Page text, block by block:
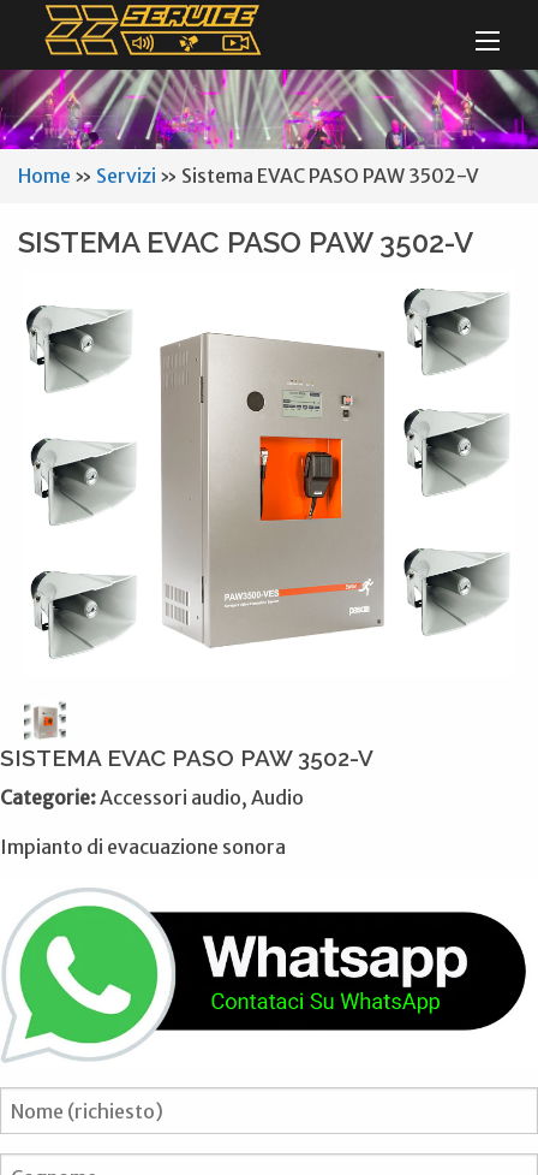
Home » Servizi » Sistema EVAC PASO PAW 3502-V
SISTEMA EVAC PASO PAW 3502-V
SISTEMA EVAC PASO PAW 3502-V
Categorie:Accessori audio, Audio
Impianto di evacuazione sonora